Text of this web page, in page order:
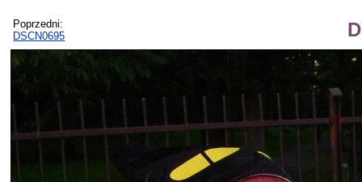
Poprzedni:
DSCN0695